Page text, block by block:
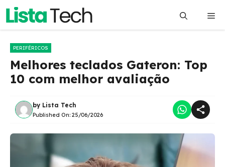
Pular
o
PERIFÉRICOS
Melhores teclados Gateron: Top
10 com melhor avaliação
by Lista Tech
Published On: 25/06/2026